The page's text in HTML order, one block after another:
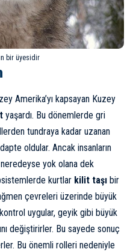
bir üyesidir
Amerika’yı kapsayan Kuzey
yaşardı. Bu dönemlerde gri
tundraya kadar uzanan
oldular. Ancak insanların
yok olana dek
kurtlar kilit taşı bir
çevreleri üzerinde büyük
uygular, geyik gibi büyük
değiştirirler. Bu sayede sonuç
Bu önemli rolleri nedeniyle